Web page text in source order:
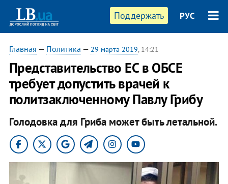
Поддержать РУС
Главная — Политика — 29 марта 2019, 14:21
Представительство ЕС в ОБСЕ
требует допустить врачей к
политзаключенному Павлу Грибу
Голодовка для Гриба может быть летальной.